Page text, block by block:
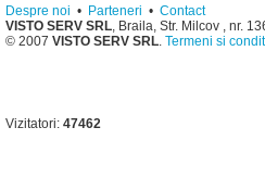
Despre noi • Parteneri • Contact
VISTO SERV SRL, Braila, Str. Milcov , nr.
© 2007 VISTO SERV SRL. Termeni si
Vizitatori: 47462